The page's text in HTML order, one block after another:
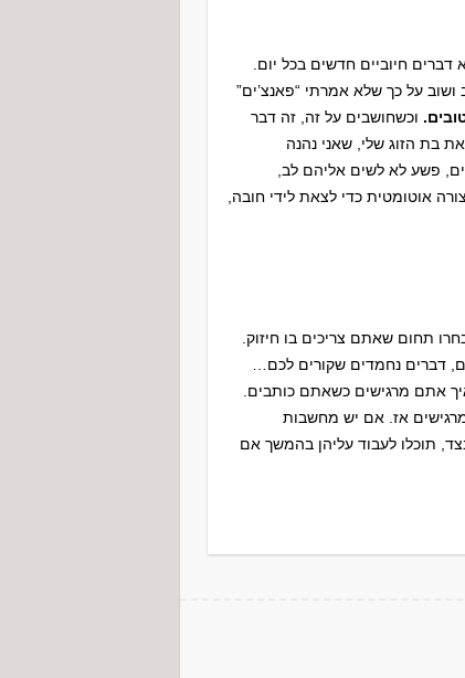
חיוביים חדשים בכל יום.
ושוב על כך שלא אמרתי “פאנצ’ים”
וכשחושבים על זה, זה דבר
בת הזוג שלי, שאני נהנה
פשע לא לשים אליהם לב,
אוטומטית כדי לצאת לידי חובה,
תחום שאתם צריכים בו חיזוק.
דברים נחמדים שקורים לכם…
אתם מרגישים כשאתם כותבים.
אז. אם יש מחשבות
תוכלו לעבוד עליהן בהמשך אם